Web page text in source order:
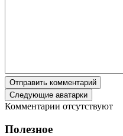
Отправить комментарий
Следующие аватарки
Комментарии отсутствуют
Полезное